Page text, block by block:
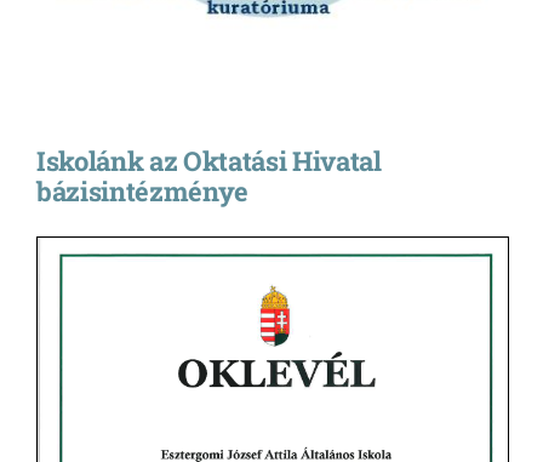
Iskolánk az Oktatási Hivatal
bázisintézménye